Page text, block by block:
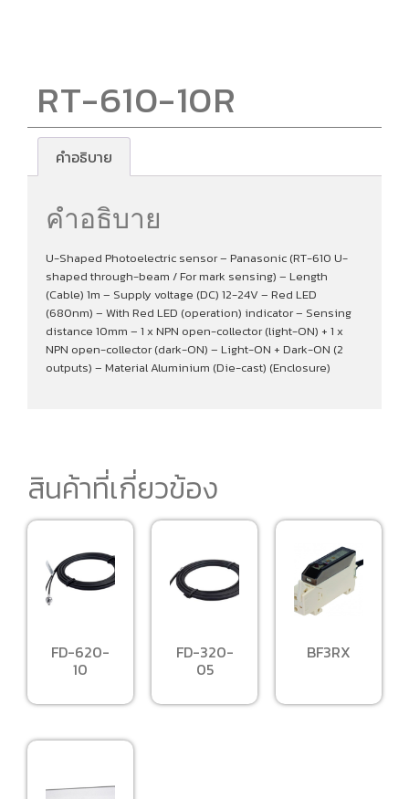
RT-610-10R
คำอธิบาย
คำอธิบาย
U-Shaped Photoelectric sensor – Panasonic (RT-610 U-
shaped through-beam / For mark sensing) – Length
(Cable) 1m – Supply voltage (DC) 12-24V – Red LED
(680nm) – With Red LED (operation) indicator – Sensing
distance 10mm – 1 x NPN open-collector (light-ON) + 1 x
NPN open-collector (dark-ON) – Light-ON + Dark-ON (2
outputs) – Material Aluminium (Die-cast) (Enclosure)
สินค้าที่เกี่ยวข้อง
FD-620-
10
FD-320-
05
BF3RX